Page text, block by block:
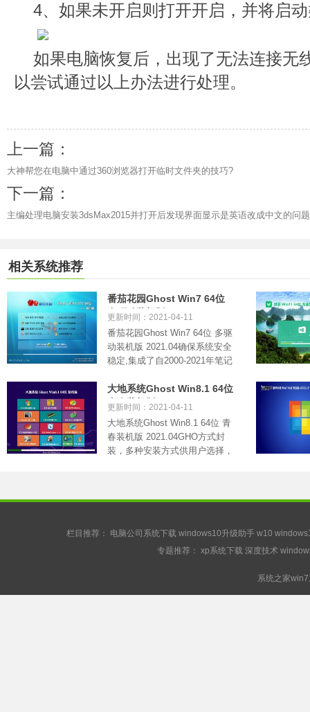
4、如果未开启则打开开启，并将启
如果电脑恢复后，出现了无法连接无
以尝试通过以上办法进行处理。
上一篇：
大神帮您在电脑中通过360浏览器打开临时文件夹的技巧?
下一篇：
主编处理电脑安装3dsMax2015并打开后发现界面显示是英语改成中文的问
相关系统推荐
番茄花园Ghost Win7 64位
多驱动装机版 2021.04
更新时间：2021-04-11
番茄花园Ghost Win7 64位 多驱
动装机版 2021.04确保系统安全
稳定,集成了自2000-2021年笔记
大地系统Ghost Win8.1 64位
青春装机版 2021.04
更新时间：2021-04-11
大地系统Ghost Win8.1 64位 青
春装机版 2021.04GHO方式封
装，多种安装方式供用户选择，
栏目推荐： 电脑公司系统下载 windows10升级助手 w10
专题推荐： xp系统下载 深度技术
系统之家